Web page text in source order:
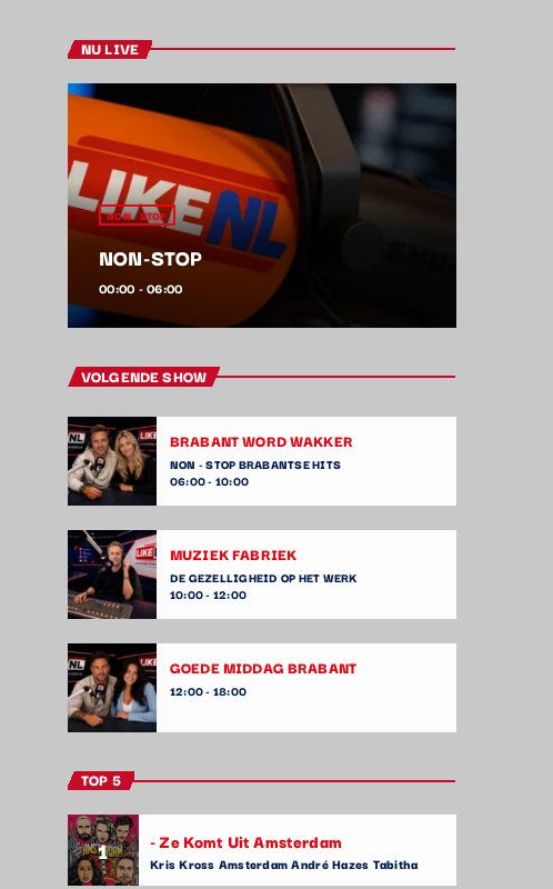
NU LIVE
NON - STOP
NON-STOP
00:00 - 06:00
VOLGENDE SHOW
BRABANT WORD WAKKER
NON - STOP BRABANTSE HITS
06:00 - 10:00
MUZIEK FABRIEK
DE GEZELLIGHEID OP HET WERK
10:00 - 12:00
GOEDE MIDDAG BRABANT
12:00 - 18:00
TOP 5
1 - Ze Komt Uit Amsterdam
Kris Kross Amsterdam André Hazes Tabitha